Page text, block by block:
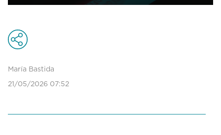
c
o
d
o
s
María Bastida
21/05/2026 07:52